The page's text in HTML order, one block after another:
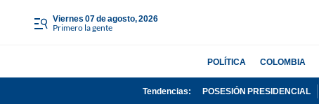
viernes 07 de agosto, 2026
Primero la gente
POLÍTICA COLOMBIA
Tendencias: POSESIÓN PRESIDENCIAL